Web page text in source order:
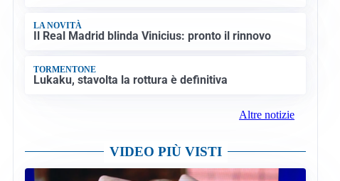
LA NOVITÀ
Il Real Madrid blinda Vinicius: pronto il rinnovo
TORMENTONE
Lukaku, stavolta la rottura è definitiva
Altre notizie
VIDEO PIÙ VISTI